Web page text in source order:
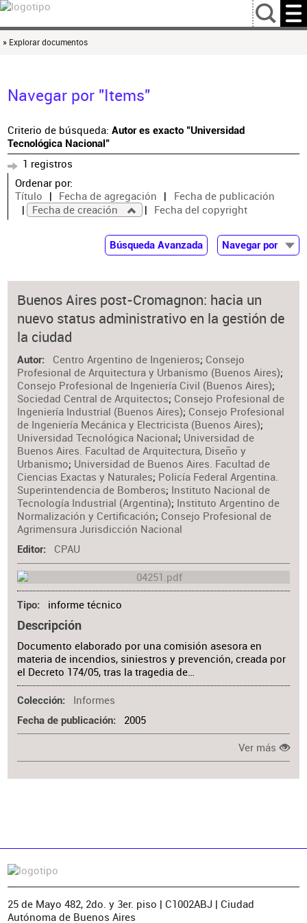
…
» Explorar documentos
Navegar por "Items"
Criterio de búsqueda: Autor es exacto "Universidad
Tecnológica Nacional"
1 registros
Ordenar por:
Título
Fecha de agregación
Fecha de publicación
Fecha de creación
Fecha del copyright
Búsqueda Avanzada
Navegar por
Autor
Colaborador
Materia
Buenos Aires post-Cromagnon: hacia un
nuevo status administrativo en la gestión de
la ciudad
Autor Centro Argentino de Ingenieros; Consejo
Profesional de Arquitectura y Urbanismo (Buenos Aires);
Consejo Profesional de Ingeniería Civil (Buenos Aires);
Sociedad Central de Arquitectos; Consejo Profesional de
Ingeniería Industrial (Buenos Aires); Consejo Profesional
de Ingeniería Mecánica y Electricista (Buenos Aires);
Universidad Tecnológica Nacional; Universidad de
Buenos Aires. Facultad de Arquitectura, Diseño y
Urbanismo; Universidad de Buenos Aires. Facultad de
Ciencias Exactas y Naturales; Policía Federal Argentina.
Superintendencia de Bomberos; Instituto Nacional de
Tecnología Industrial (Argentina); Instituto Argentino de
Normalización y Certificación; Consejo Profesional de
Agrimensura Jurisdicción Nacional
Editor CPAU
Tipo informe técnico
Descripción
Documento elaborado por una comisión asesora en
materia de incendios, siniestros y prevención, creada por
el Decreto 174/05, tras la tragedia de…
Colección Informes
Fecha de publicación 2005
Ver más
25 de Mayo 482, 2do. y 3er. piso | C1002ABJ | Ciudad
Autónoma de Buenos Aires